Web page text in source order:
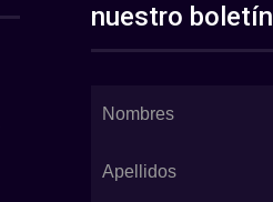
nuestro boletín